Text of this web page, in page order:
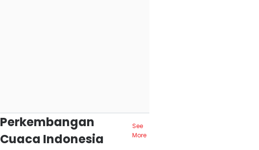
Perkembangan
Cuaca Indonesia
See
More